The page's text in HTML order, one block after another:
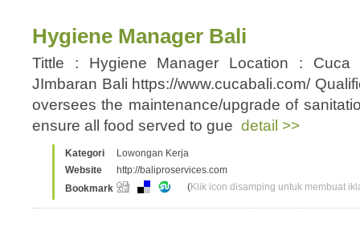
Hygiene Manager Bali
Tittle : Hygiene Manager Location : Cuca
JImbaran Bali https://www.cucabali.com/
oversees the maintenance/upgrade of
ensure all food served to gue detail >>
Kategori
Lowongan Kerja
Website
http://baliproservices.com
Bookmark
(Klik icon disamping untuk membuat